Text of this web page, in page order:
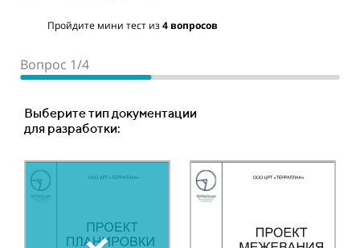
Пройдите мини тест из4 вопросов
Вопрос 1/4
Выберите тип документации
для разработки:
Вопрос 2/4
Тип объекта:
Вопрос 3/4
Ориентировочная площадь или протяженность
объекта :
Площадный объект
Вопрос 4/4
Место расположения объекта
Ваш телефон
Ориентировочная цена
составляет: